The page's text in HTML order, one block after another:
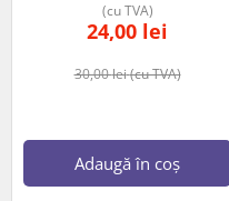
30,00lei(cu TVA)
24,00 lei
(cu TVA)
Adaugă în coș